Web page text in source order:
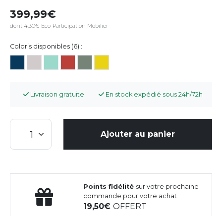
399,99
dont 4,30€ Eco-Participation Mobilier
Coloris disponibles (6) :
Livraison gratuite En stock expédié sous 24h/72h
Ajouter au panier
Points fidélité sur votre prochaine
commande pour votre achat
19,50OFFERT